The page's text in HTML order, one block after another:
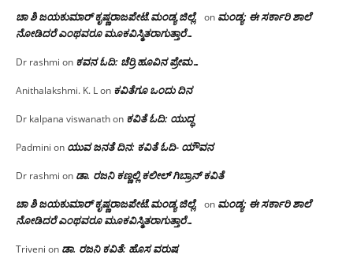
ಚಾ ಶಿ ಜಯಕುಮಾರ್ ಕೃಷ್ಣರಾಜಪೇಟೆ.ಮಂಡ್ಯ ಜಿಲ್ಲೆ. on ಮಂಡ್ಯ: ಈ ಸರ್ಕಾರಿ ಶಾಲೆ
ನೋಡಿದರೆ ಎಂಥವರೂ ಮೂಕವಿಸ್ಮಿತರಾಗುತ್ತಾರೆ…
Dr rashmi on ಕವನ ಓದಿ: ಚೆರ್ರಿ ಹೂವಿನ ಪ್ರೇಮ…
Anithalakshmi. K. Lon ಕವಿತೆಗೂ ಒಂದು ದಿನ
Dr kalpana viswanathon ಕವಿತೆ ಓದಿ: ಯುದ್ಧ
Padmini on ಯುವ ಜನತೆ ದಿನ: ಕವಿತೆ ಓದಿ- ಯೌವನ
Dr rashmi on ಡಾ. ರಜನಿ‌ ಕಣ್ಣಲ್ಲಿ ಕಲೀಲ್ ಗಿಬ್ರಾನ್ ಕವಿತೆ
ಚಾ ಶಿ ಜಯಕುಮಾರ್ ಕೃಷ್ಣರಾಜಪೇಟೆ.ಮಂಡ್ಯ ಜಿಲ್ಲೆ. on ಮಂಡ್ಯ: ಈ ಸರ್ಕಾರಿ ಶಾಲೆ
ನೋಡಿದರೆ ಎಂಥವರೂ ಮೂಕವಿಸ್ಮಿತರಾಗುತ್ತಾರೆ…
Triveni on ಡಾ. ರಜನಿ ಕವಿತೆ: ಹೊಸ ವರುಷ